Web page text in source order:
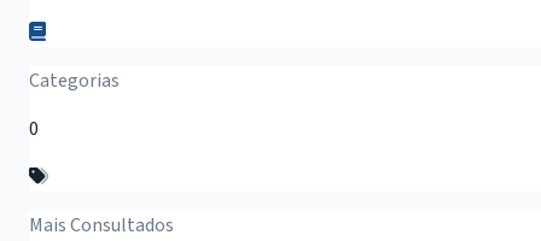
Categorias
0
Mais Consultados